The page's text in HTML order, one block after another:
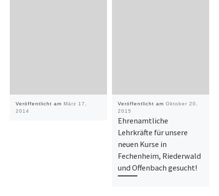
Veröffentlicht am März 17,
2014
Veröffentlicht am Oktober 20,
2015
Ehrenamtliche
Lehrkräfte für unsere
neuen Kurse in
Fechenheim, Riederwald
und Offenbach gesucht!